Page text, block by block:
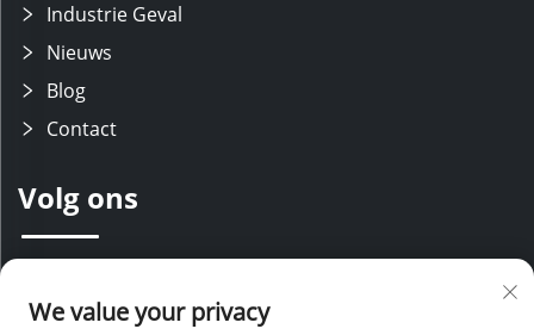
Industrie Geval
Nieuws
Blog
Contact
Volg ons
klantenservice medewerkers. Met onze technische expertise en
We value your privacy